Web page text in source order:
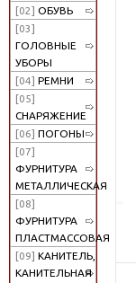
[02] ОБУВЬ
[03]
ГОЛОВНЫЕ
УБОРЫ
[04] РЕМНИ
[05]
СНАРЯЖЕНИЕ
[06] ПОГОНЫ
[07]
ФУРНИТУРА
МЕТАЛЛИЧЕСКАЯ
[08]
ФУРНИТУРА
ПЛАСТМАССОВАЯ
[09] КАНИТЕЛЬ,
КАНИТЕЛЬНАЯ